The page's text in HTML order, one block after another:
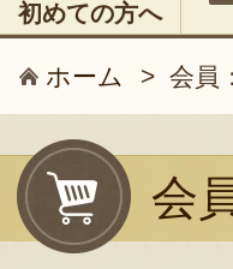
初めての方へ
ホーム > 会員
会